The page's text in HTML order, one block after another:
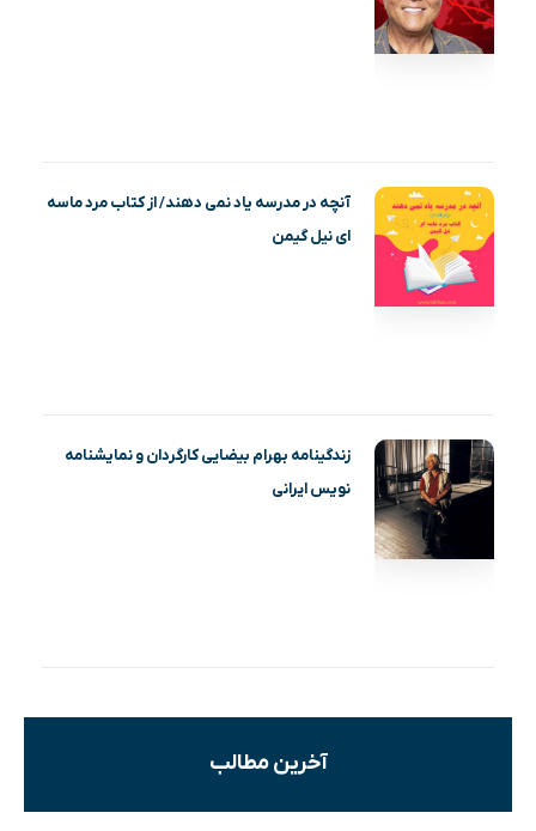
آنچه در مدرسه یاد نمی دهند/ از کتاب مرد ماسه‌
ای نیل گیمن
زندگینامه بهرام بیضایی کارگردان و نمایشنامه
نویس ایرانی
آخرین مطالب